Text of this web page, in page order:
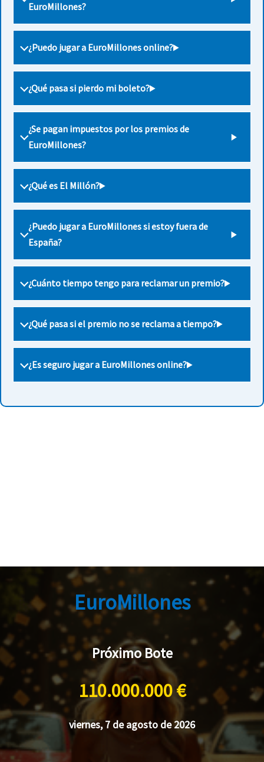
EuroMillones?
¿Puedo jugar a EuroMillones online?
¿Qué pasa si pierdo mi boleto?
¿Se pagan impuestos por los premios de
EuroMillones?
¿Qué es El Millón?
¿Puedo jugar a EuroMillones si estoy fuera de
España?
¿Cuánto tiempo tengo para reclamar un premio?
¿Qué pasa si el premio no se reclama a tiempo?
¿Es seguro jugar a EuroMillones online?
EuroMillones
Próximo Bote
110.000.000 €
viernes, 7 de agosto de 2026